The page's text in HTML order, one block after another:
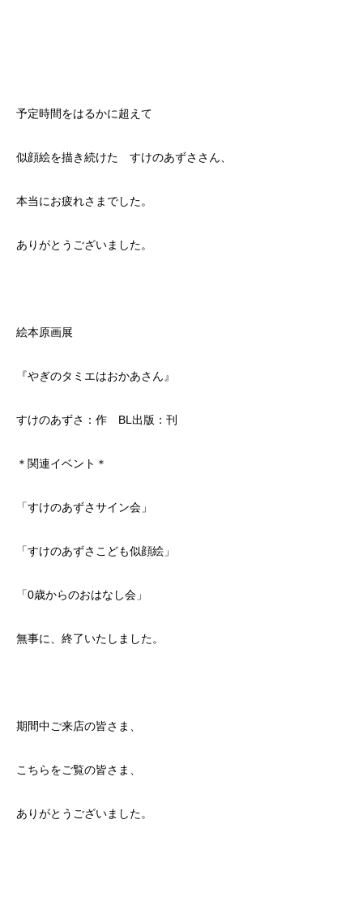
予定時間をはるかに超えて
似顔絵を描き続けた すけのあずささん、
本当にお疲れさまでした。
ありがとうございました。
絵本原画展
『やぎのタミエはおかあさん』
すけのあずさ：作 BL出版：刊
＊関連イベント＊
「すけのあずさサイン会」
「すけのあずさこども似顔絵」
「0歳からのおはなし会」
無事に、終了いたしました。
期間中ご来店の皆さま、
こちらをご覧の皆さま、
ありがとうございました。